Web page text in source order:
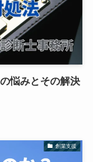
悩みとその解決
創業支援